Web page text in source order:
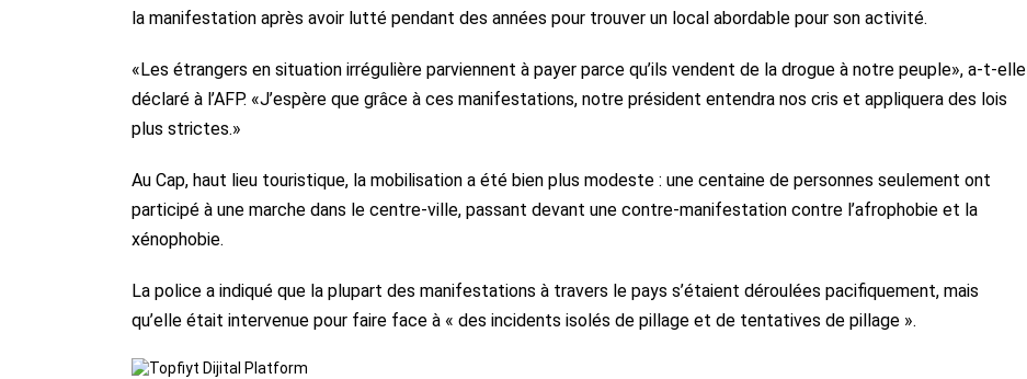
la manifestation après avoir lutté pendant des années pour trouver un local abordable pour son activité.
«Les étrangers en situation irrégulière parviennent à payer parce qu’ils vendent de la drogue à notre peuple», a-t-elle
déclaré à l’AFP. «J’espère que grâce à ces manifestations, notre président entendra nos cris et appliquera des lois
plus strictes.»
Au Cap, haut lieu touristique, la mobilisation a été bien plus modeste : une centaine de personnes seulement ont
participé à une marche dans le centre-ville, passant devant une contre-manifestation contre l’afrophobie et la
xénophobie.
La police a indiqué que la plupart des manifestations à travers le pays s’étaient déroulées pacifiquement, mais
qu’elle était intervenue pour faire face à « des incidents isolés de pillage et de tentatives de pillage ».